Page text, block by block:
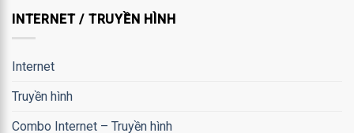
INTERNET / TRUYỀN HÌNH
Internet
Truyền hình
Combo Internet – Truyền hình